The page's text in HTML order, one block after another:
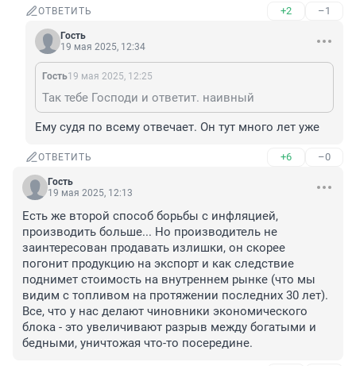
ОТВЕТИТЬ +2 –1
Гость
19 мая 2025, 12:34
Гость19 мая 2025, 12:25
Так тебе Господи и ответит. наивный
Ему судя по всему отвечает. Он тут много лет уже
ОТВЕТИТЬ +6 –0
Гость
19 мая 2025, 12:13
Есть же второй способ борьбы с инфляцией,
производить больше... Но производитель не
заинтересован продавать излишки, он скорее
погонит продукцию на экспорт и как следствие
поднимет стоимость на внутреннем рынке (что мы
видим с топливом на протяжении последних 30 лет).
Все, что у нас делают чиновники экономического
блока - это увеличивают разрыв между богатыми и
бедными, уничтожая что-то посередине.